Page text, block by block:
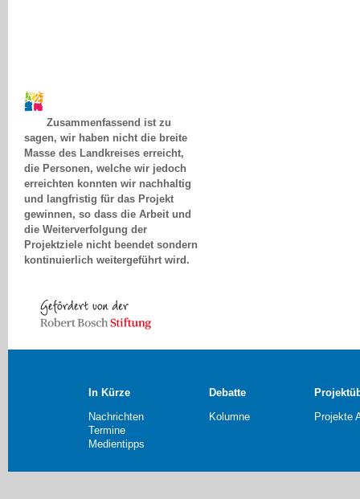
sagen, wir haben nicht die breite
Masse des Landkreises erreicht,
die Personen, welche wir jedoch
erreichten konnten wir nachhaltig
und langfristig für das Projekt
gewinnen, so dass die Arbeit und
die Weiterverfolgung der
Projektziele nicht beendet sondern
kontinuierlich weitergeführt wird.
In Kürze
Nachrichten
Termine
Medientipps
Debatte
Kolumne
Projekte